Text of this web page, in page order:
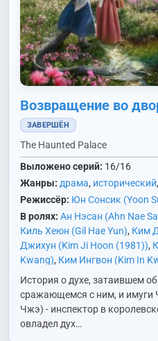
Возвращение во
ЗАВЕРШЁН
The Haunted Palace
Выложено серий: 16/16
Жанры: драма, исторический,
Режиссёр: Юн Сонсик (Yoon
В ролях: Ан Нэсан (Ahn Nae
Киль Хеюн (Gil Hae Yun), Ким
Джихун (Kim Ji Hoon (1981)),
Kwang), Ким Ингвон (Kim In
Ho)
Ким Сонбин (Kim Sun Bin),
Hyung)
Пак Джэджун (Park
Seul Ki)
Сон Бёнхо (Son Byung
Хан Мин (Han Min)
Хан Соын
,
История о духе, затаившем
сражающемся с ним, и
Чжэ) - инспектор в
овладел дух…